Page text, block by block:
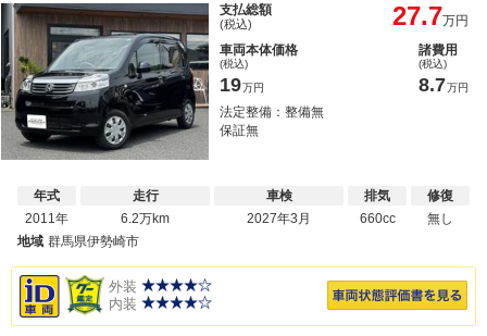
支払総額
(税込) 27.7万円
車両本体価格
(税込)
19万円
諸費用
(税込)
8.7万円
法定整備：整備無
保証無
年式
2011年
走行
6.2万km
車検
2027年3月
排気
660cc
修復
無し
地域 群馬県伊勢崎市
外装
内装